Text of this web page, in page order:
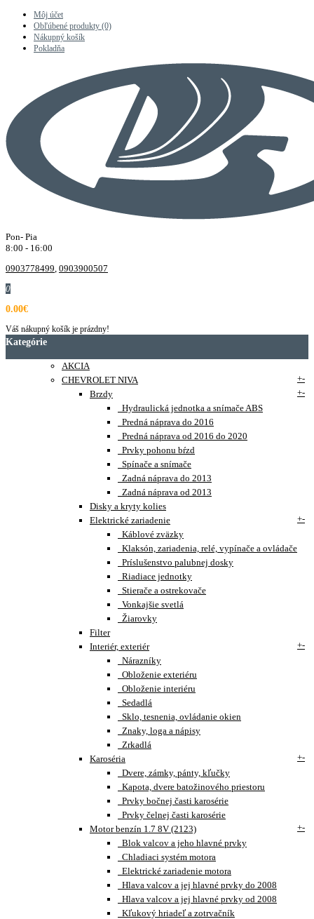
Môj účet
Obľúbené produkty (0)
Nákupný košík
Pokladňa
Pon- Pia
8:00 - 16:00
0903778499, 0903900507
0
0.00€
Váš nákupný košík je prázdny!
Kategórie
AKCIA
CHEVROLET NIVA
+-
Brzdy
+-
Hydraulická jednotka a snímače ABS
Predná náprava do 2016
Predná náprava od 2016 do 2020
Prvky pohonu bŕzd
Spínače a snímače
Zadná náprava do 2013
Zadná náprava od 2013
Disky a kryty kolies
Elektrické zariadenie
+-
Káblové zväzky
Klaksón, zariadenia, relé, vypínače a ovládače
Príslušenstvo palubnej dosky
Riadiace jednotky
Stierače a ostrekovače
Vonkajšie svetlá
Žiarovky
Filter
Interiér, exteriér
+-
Nárazníky
Obloženie exteriéru
Obloženie interiéru
Sedadlá
Sklo, tesnenia, ovládanie okien
Znaky, loga a nápisy
Zrkadlá
Karoséria
+-
Dvere, zámky, pánty, kľučky
Kapota, dvere batožinového priestoru
Prvky bočnej časti karosérie
Prvky čelnej časti karosérie
Motor benzín 1.7 8V (2123)
+-
Blok valcov a jeho hlavné prvky
Chladiaci systém motora
Elektrické zariadenie motora
Hlava valcov a jej hlavné prvky do 2008
Hlava valcov a jej hlavné prvky od 2008
Kľukový hriadeľ a zotrvačník